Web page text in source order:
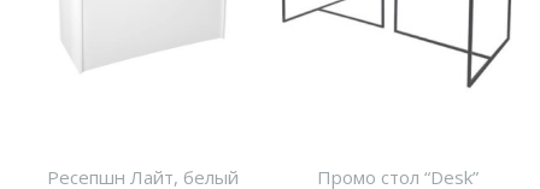
Ресепшн Лайт, белый Промо стол “Desk”